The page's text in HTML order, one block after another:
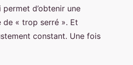
d’obtenir une
« trop serré ». Et
constant. Une fois